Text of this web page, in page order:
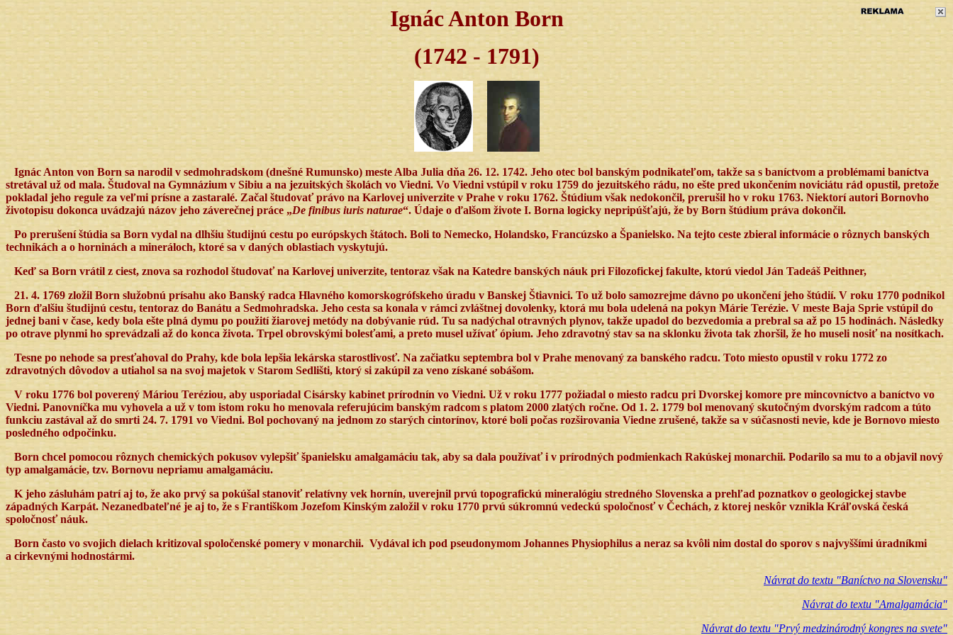
Ignác Anton Born
(1742 - 1791)
Ignác Anton von Born sa narodil v sedmohradskom (dnešné Rumunsko) meste Alba Julia dňa 26. 12. 1742. Jeho otec bol banským podnikateľom, takže sa s baníctvom a problémami baníctva
stretával už od mala. Študoval na Gymnázium v Sibiu a na jezuitských školách vo Viedni. Vo Viedni vstúpil v roku 1759 do jezuitského rádu, no ešte pred ukončením noviciátu rád opustil, pretože
pokladal jeho regule za veľmi prísne a zastaralé. Začal študovať právo na Karlovej univerzite v Prahe v roku 1762. Štúdium však nedokončil, prerušil ho v roku 1763. Niektorí autori Bornovho
životopisu dokonca uvádzajú názov jeho záverečnej práce „De finibus iuris naturae“. Údaje o ďalšom živote I. Borna logicky nepripúšťajú, že by Born štúdium práva dokončil.
Po prerušení štúdia sa Born vydal na dlhšiu študijnú cestu po európskych štátoch. Boli to Nemecko, Holandsko, Francúzsko a Španielsko. Na tejto ceste zbieral informácie o rôznych banských
technikách a o horninách a mineráloch, ktoré sa v daných oblastiach vyskytujú.
Keď sa Born vrátil z ciest, znova sa rozhodol študovať na Karlovej univerzite, tentoraz však na Katedre banských náuk pri Filozofickej fakulte, ktorú viedol Ján Tadeáš Peithner,
21. 4. 1769 zložil Born služobnú prísahu ako Banský radca Hlavného komorskogrófskeho úradu v Banskej Štiavnici. To už bolo samozrejme dávno po ukončení jeho štúdií. V roku 1770 podnikol
Born ďalšiu študijnú cestu, tentoraz do Banátu a Sedmohradska. Jeho cesta sa konala v rámci zvláštnej dovolenky, ktorá mu bola udelená na pokyn Márie Terézie. V meste Baja Sprie vstúpil do
jednej bani v čase, kedy bola ešte plná dymu po použití žiarovej metódy na dobývanie rúd. Tu sa nadýchal otravných plynov, takže upadol do bezvedomia a prebral sa až po 15 hodinách. Následky
po otrave plynmi ho sprevádzali až do konca života. Trpel obrovskými bolesťami, a preto musel užívať ópium. Jeho zdravotný stav sa na sklonku života tak zhoršil, že ho museli nosiť na nosítkach.
Tesne po nehode sa presťahoval do Prahy, kde bola lepšia lekárska starostlivosť. Na začiatku septembra bol v Prahe menovaný za banského radcu. Toto miesto opustil v roku 1772 zo
zdravotných dôvodov a utiahol sa na svoj majetok v Starom Sedlišti, ktorý si zakúpil za veno získané sobášom.
V roku 1776 bol poverený Máriou Teréziou, aby usporiadal Cisársky kabinet prírodnín vo Viedni. Už v roku 1777 požiadal o miesto radcu pri Dvorskej komore pre mincovníctvo a baníctvo vo
Viedni. Panovníčka mu vyhovela a už v tom istom roku ho menovala referujúcim banským radcom s platom 2000 zlatých ročne. Od 1. 2. 1779 bol menovaný skutočným dvorským radcom a túto
funkciu zastával až do smrti 24. 7. 1791 vo Viedni. Bol pochovaný na jednom zo starých cintorínov, ktoré boli počas rozširovania Viedne zrušené, takže sa v súčasnosti nevie, kde je Bornovo miesto
posledného odpočinku.
Born chcel pomocou rôznych chemických pokusov vylepšiť španielsku amalgamáciu tak, aby sa dala používať i v prírodných podmienkach Rakúskej monarchii. Podarilo sa mu to a objavil nový
typ amalgamácie, tzv. Bornovu nepriamu amalgamáciu.
K jeho zásluhám patrí aj to, že ako prvý sa pokúšal stanoviť relatívny vek hornín, uverejnil prvú topografickú mineralógiu stredného Slovenska a prehľad poznatkov o geologickej stavbe
západných Karpát. Nezanedbateľné je aj to, že s Františkom Jozefom Kinským založil v roku 1770 prvú súkromnú vedeckú spoločnosť v Čechách, z ktorej neskôr vznikla Kráľovská česká
spoločnosť náuk.
Born často vo svojich dielach kritizoval spoločenské pomery v monarchii. Vydával ich pod pseudonymom Johannes Physiophilus a neraz sa kvôli nim dostal do sporov s najvyššími úradníkmi
a cirkevnými hodnostármi.
Návrat do textu "Baníctvo na Slovensku"
Návrat do textu "Amalgamácia"
Návrat do textu "Prvý medzinárodný kongres na svete"